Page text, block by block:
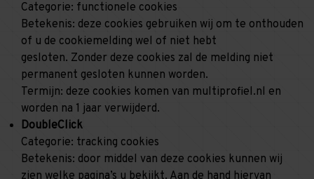
Categorie: functionele cookies
Betekenis: deze cookies gebruiken wij om te onthouden
of u de cookiemelding wel of niet hebt
gesloten. Zonder deze cookies zal de melding niet
permanent gesloten kunnen worden.
Termijn: deze cookies komen van multiprofiel.nl en
worden na 1 jaar verwijderd.
DoubleClick
Categorie: tracking cookies
Betekenis: door middel van deze cookies kunnen wij
zien welke pagina’s u bekijkt. Aan de hand hiervan